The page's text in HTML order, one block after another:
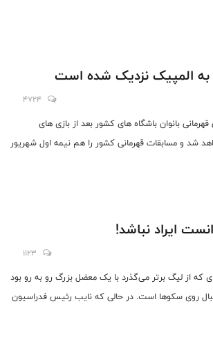
المپیک نزدیک شده است
4724
بانوان باشگاه های کشور بعد از بازی های
شد و مسابقات قهرمانی کشور را هم نیمه اول شهریور
ایراد نباشد!
1123
که از لیگ ‌برتر می‌گذرد با یک معضل بزرگ رو به ‌رو بود
روی سکوها است. در حالی که نایب‌ رئیس فدراسیون